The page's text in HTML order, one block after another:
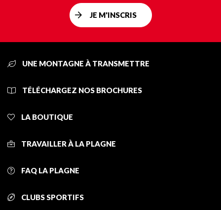
JE M'INSCRIS
UNE MONTAGNE À TRANSMETTRE
TÉLÉCHARGEZ NOS BROCHURES
LA BOUTIQUE
TRAVAILLER À LA PLAGNE
FAQ LA PLAGNE
CLUBS SPORTIFS